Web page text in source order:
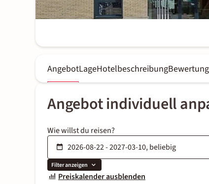
AngebotLageHotelbeschreibung
Angebot individuell
Wie willst du reisen?
Filter anzeigen
Preiskalender ausblenden